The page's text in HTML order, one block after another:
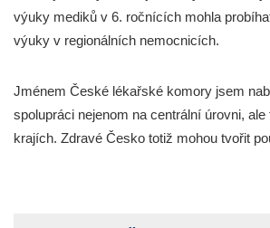
výuky mediků v 6. ročnících mohla
výuky v regionálních nemocnicích.
Jménem České lékařské komory jsem
spolupráci nejenom na centrální úrovni,
krajích. Zdravé Česko totiž mohou tvořit